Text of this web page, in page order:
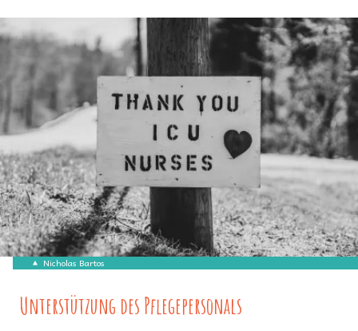
Nicholas Bartos
Unterstützung des Pflegepersonals